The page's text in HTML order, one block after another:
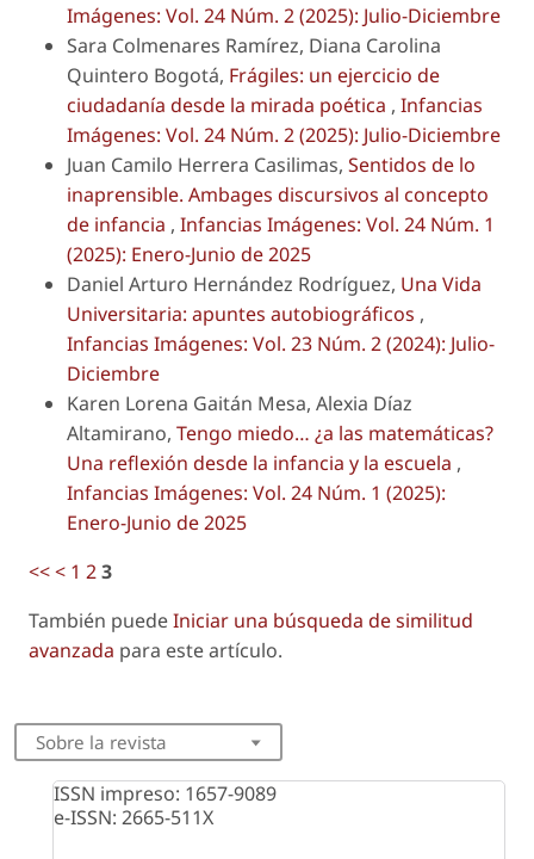
Imágenes: Vol. 24 Núm. 2 (2025): Julio-Diciembre
Sara Colmenares Ramírez, Diana Carolina
Quintero Bogotá, Frágiles: un ejercicio de
ciudadanía desde la mirada poética , Infancias
Imágenes: Vol. 24 Núm. 2 (2025): Julio-Diciembre
Juan Camilo Herrera Casilimas, Sentidos de lo
inaprensible. Ambages discursivos al concepto
de infancia , Infancias Imágenes: Vol. 24 Núm. 1
(2025): Enero-Junio de 2025
Daniel Arturo Hernández Rodríguez, Una Vida
Universitaria: apuntes autobiográficos ,
Infancias Imágenes: Vol. 23 Núm. 2 (2024): Julio-
Diciembre
Karen Lorena Gaitán Mesa, Alexia Díaz
Altamirano, Tengo miedo… ¿a las matemáticas?
Una reflexión desde la infancia y la escuela ,
Infancias Imágenes: Vol. 24 Núm. 1 (2025):
Enero-Junio de 2025
<<< 1 23
También puedeIniciar una búsqueda de similitud
avanzada para este artículo.
Sobre la revista
ISSN impreso: 1657-9089
e-ISSN: 2665-511X